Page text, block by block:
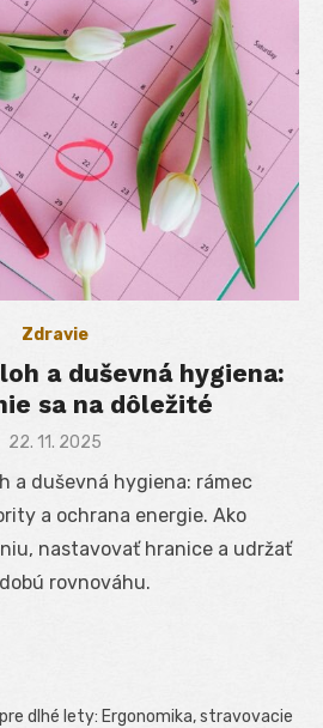
Zdravie
a duševná hygiena:
sa na dôležité
Posted
22. 11. 2025
a duševná hygiena: rámec
a ochrana energie. Ako
nastavovať hranice a udržať
rovnováhu.
dlhé lety: Ergonomika, stravovacie